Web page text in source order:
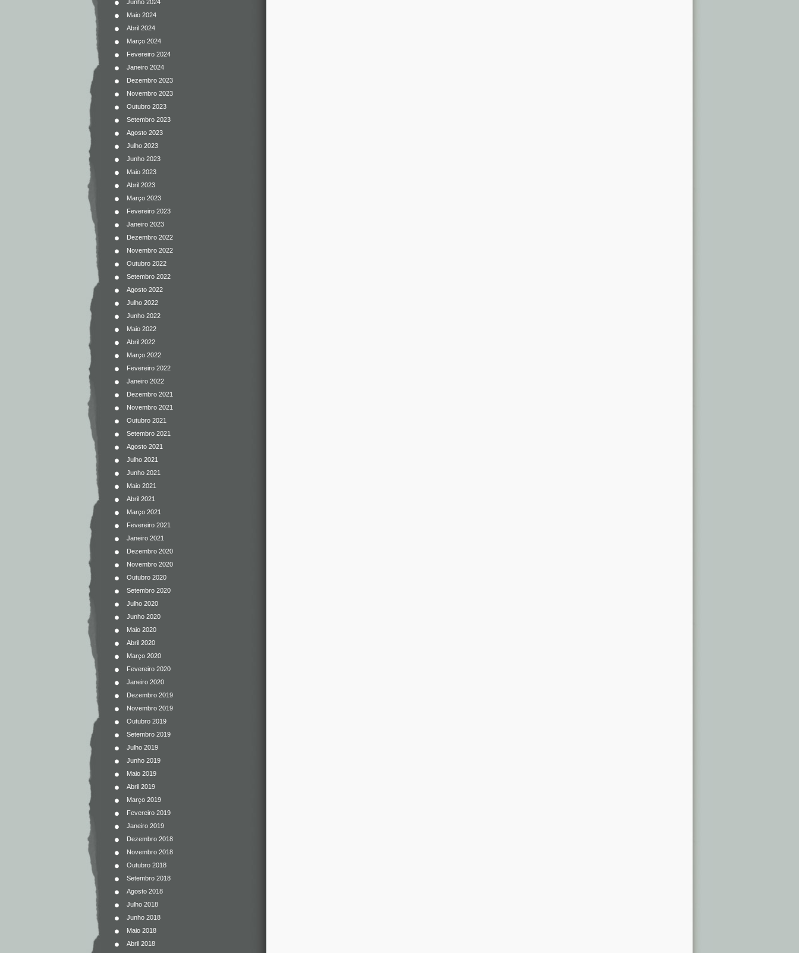
Junho 2024
Maio 2024
Abril 2024
Março 2024
Fevereiro 2024
Janeiro 2024
Dezembro 2023
Novembro 2023
Outubro 2023
Setembro 2023
Agosto 2023
Julho 2023
Junho 2023
Maio 2023
Abril 2023
Março 2023
Fevereiro 2023
Janeiro 2023
Dezembro 2022
Novembro 2022
Outubro 2022
Setembro 2022
Agosto 2022
Julho 2022
Junho 2022
Maio 2022
Abril 2022
Março 2022
Fevereiro 2022
Janeiro 2022
Dezembro 2021
Novembro 2021
Outubro 2021
Setembro 2021
Agosto 2021
Julho 2021
Junho 2021
Maio 2021
Abril 2021
Março 2021
Fevereiro 2021
Janeiro 2021
Dezembro 2020
Novembro 2020
Outubro 2020
Setembro 2020
Julho 2020
Junho 2020
Maio 2020
Abril 2020
Março 2020
Fevereiro 2020
Janeiro 2020
Dezembro 2019
Novembro 2019
Outubro 2019
Setembro 2019
Julho 2019
Junho 2019
Maio 2019
Abril 2019
Março 2019
Fevereiro 2019
Janeiro 2019
Dezembro 2018
Novembro 2018
Outubro 2018
Setembro 2018
Agosto 2018
Julho 2018
Junho 2018
Maio 2018
Abril 2018